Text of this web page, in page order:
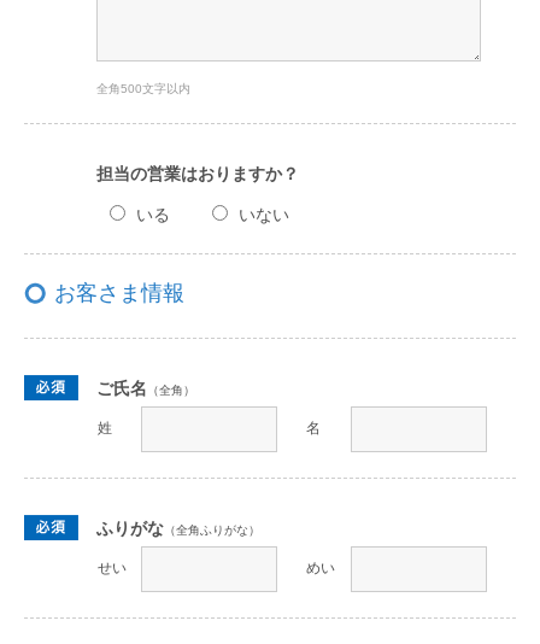
全角500文字以内
担当の営業はおりますか？
いる いない
お客さま情報
ご氏名 （全角）
姓 名
ふりがな （全角ふりがな）
せい めい